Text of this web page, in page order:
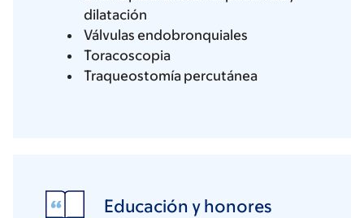
dilatación
Válvulas endobronquiales
Toracoscopia
Traqueostomía percutánea
Educación y honores